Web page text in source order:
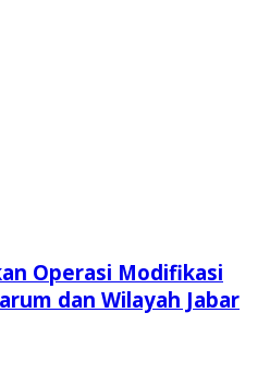
Operasi Modifikasi
dan Wilayah Jabar